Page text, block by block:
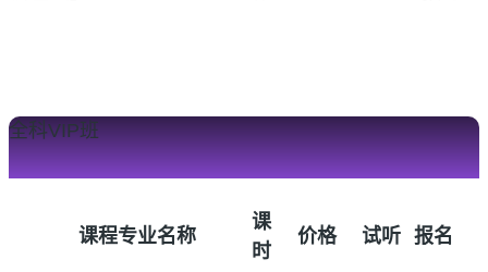
全科VIP班
课程专业名称
课
时
价格 试听 报名